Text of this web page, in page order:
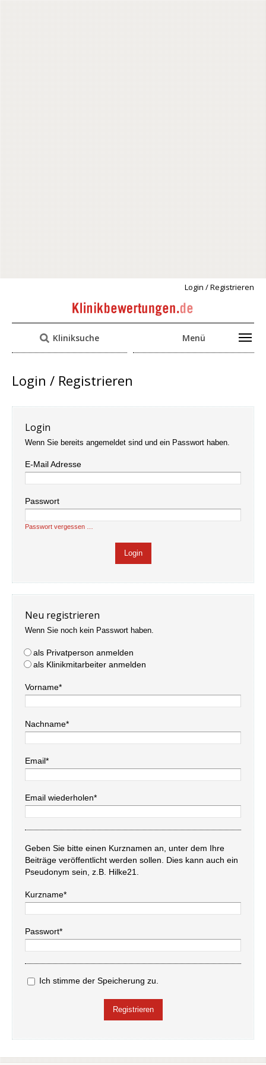
Login / Registrieren
Kliniksuche Menü
Login / Registrieren
Login
Wenn Sie bereits angemeldet sind und ein Passwort haben.
E-Mail Adresse
Passwort
Passwort vergessen …
Neu registrieren
Wenn Sie noch kein Passwort haben.
als Privatperson anmelden
als Klinikmitarbeiter anmelden
Vorname*
Nachname*
Email*
Email wiederholen*
Geben Sie bitte einen Kurznamen an, unter dem Ihre
Beiträge veröffentlicht werden sollen. Dies kann auch ein
Pseudonym sein, z.B. Hilke21.
Kurzname*
Passwort*
Ich stimme der Speicherung zu.